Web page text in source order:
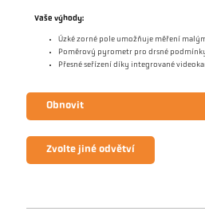
Vaše výhody:
Úzké zorné pole umožňuje měření
Poměrový pyrometr pro drsné
Přesné seřízení díky integrované
Obnovit
Zvolte jiné odvětví